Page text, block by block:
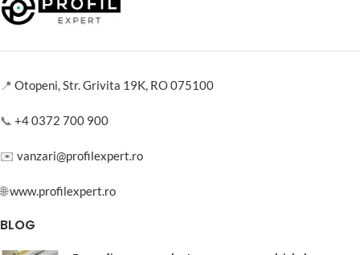
📍 Otopeni, Str. Grivita 19K, RO 075100
📞 +4 0372 700 900
✉️ vanzari@profilexpert.ro
🌐www.profilexpert.ro
BLOG